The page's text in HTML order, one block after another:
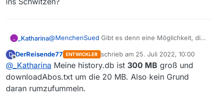
Datei.
downloadAbos.txt : Hier werden Filme
gespeichert, die über Abos gefunden
wurden. Es spielt dabei keine Rolle, ob sie
heruntergeladen wurden oder der Eintrag
wieder gelöscht wurde. Auch bei Abos
_Katharina@MenchenSued Gibt es denn eine Möglichkeit, die
Meine history.db und downloadAbos.txt sind jeweils
knapp über 3 MB groß. Ab welcher Größe kommt
MV ins Schwitzen?
D
Offline
DerReisende77 ENTWICKLER schrieb am 25. Juli 2022, 10:00
zuletzt editiert von
@ _Katharina Meine history.db ist 300 MB groß und
downloadAbos.txt um die 20 MB. Also kein Grund
daran rumzufummeln.